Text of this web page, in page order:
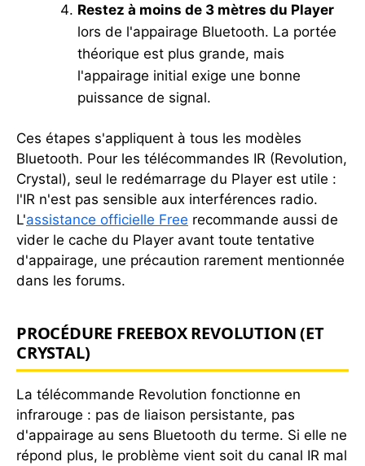
Restez à moins de 3 mètres du Player
lors de l'appairage Bluetooth. La portée
théorique est plus grande, mais
l'appairage initial exige une bonne
puissance de signal.
Ces étapes s'appliquent à tous les modèles
Bluetooth. Pour les télécommandes IR (Revolution,
Crystal), seul le redémarrage du Player est utile :
l'IR n'est pas sensible aux interférences radio.
L'assistance officielle Free recommande aussi de
vider le cache du Player avant toute tentative
d'appairage, une précaution rarement mentionnée
dans les forums.
PROCÉDURE FREEBOX REVOLUTION (ET
CRYSTAL)
La télécommande Revolution fonctionne en
infrarouge : pas de liaison persistante, pas
d'appairage au sens Bluetooth du terme. Si elle ne
répond plus, le problème vient soit du canal IR mal